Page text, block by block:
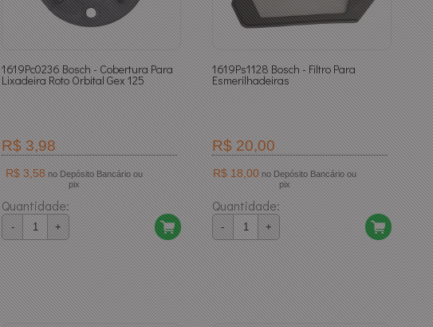
1619Pc0236 Bosch - Cobertura Para
Lixadeira Roto Orbital Gex 125
R$ 3,98
R$ 3,58 no Depósito Bancário ou
pix
Quantidade:
- +
1619Ps1128 Bosch - Filtro Para
Esmerilhadeiras
R$ 20,00
R$ 18,00 no Depósito Bancário ou
pix
Quantidade:
- +